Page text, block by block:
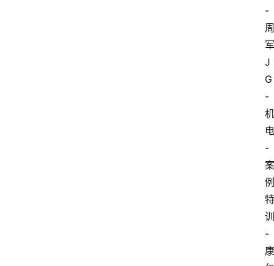
-
周
军
J
G
-
机
电
-
案
例
特
训
-
康